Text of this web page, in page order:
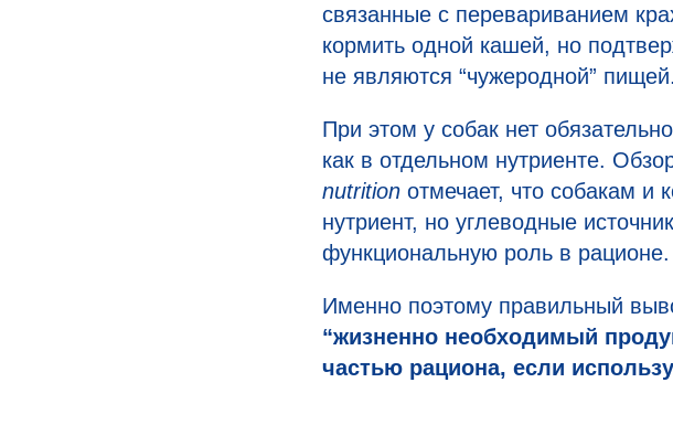
связанные с перевариванием
кормить одной кашей, но
не являются “чужеродной” пищей.
При этом у собак нет
как в отдельном нутриенте.
nutrition отмечает, что собакам и
нутриент, но углеводные
функциональную роль в рационе.
Именно поэтому правильный
“жизненно необходимый
частью рациона, если